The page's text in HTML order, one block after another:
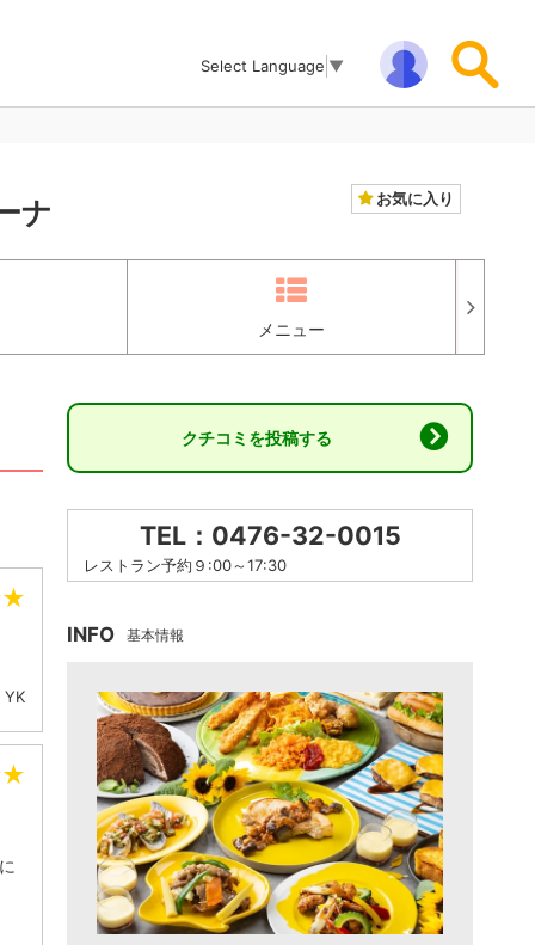
Select Language ▼
ナ お気に入り
メニュー
★
YK
★
クチコミを投稿する
TEL：0476-32-0015
レストラン予約９:00～17:30
INFO 基本情報